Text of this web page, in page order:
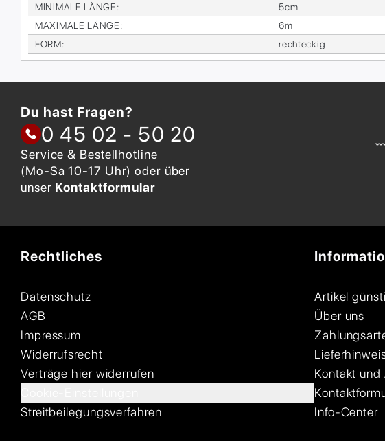
MI­NI­MA­LE LÄN­GE:
5cm
MA­XI­MA­LE LÄN­GE:
6m
FORM: recht­eckig
Du hast Fragen?
0 45 02 - 50 20
Service & Bestellhotline
(Mo-Sa 10-17 Uhr) oder über
unser Kontaktformular
Rechtliches
Datenschutz
AGB
Impressum
Widerrufsrecht
Verträge hier widerrufen
Streitbeilegungsverfahren
Artikel
Über uns
Kontakt und
Info-Center